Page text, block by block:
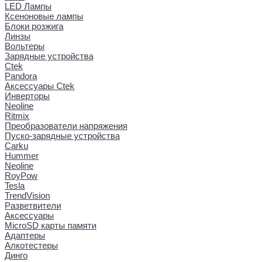
LED Лампы
Ксеноновые лампы
Блоки розжига
Линзы
Вольтеры
Зарядные устройства
Ctek
Pandora
Аксессуары Ctek
Инверторы
Neoline
Ritmix
Преобразователи напряжения
Пуско-зарядные устройства
Carku
Hummer
Neoline
RoyPow
Tesla
TrendVision
Разветвители
Аксессуары
MicroSD карты памяти
Адаптеры
Алкотестеры
Динго